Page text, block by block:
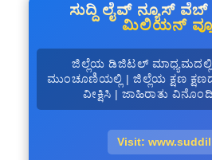
ಸುದ್ದಿ ಲೈವ್ ನ್ಯೂಸ್
ಮಿಲಿಯನ್
ಜಿಲ್ಲೆಯ ಡಿಜಿಟಲ್ ಮಾಧ್ಯಮದಲ್ಲಿ
ಮುಂಚೂಣಿಯಲ್ಲಿ | ಜಿಲ್ಲೆಯ ಕ್ಷಣ ಕ್ಷಣದ
ವೀಕ್ಷಿಸಿ | ಜಾಹಿರಾತು
Visit: